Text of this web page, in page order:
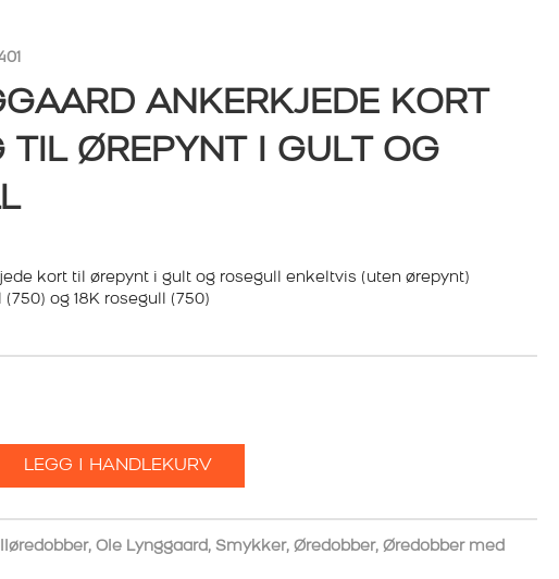
ANKERKJEDE KORT
TIL ØREPYNT I GULT OG
kort til ørepynt i gult og rosegull enkeltvis (uten ørepynt)
og 18K rosegull (750)
LEGG I HANDLEKURV
, Ole Lynggaard, Smykker, Øredobber, Øredobber med